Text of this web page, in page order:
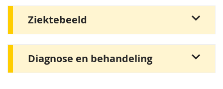
Ziektebeeld
Diagnose en behandeling